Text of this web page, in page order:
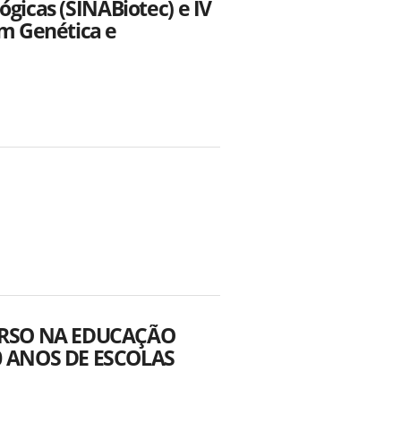
(SINABiotec) e IV
Genética e
NA EDUCAÇÃO
DE ESCOLAS